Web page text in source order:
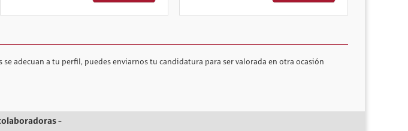
adecuan a tu perfil, puedes enviarnos tu candidatura para ser valorada en otra ocasión
-